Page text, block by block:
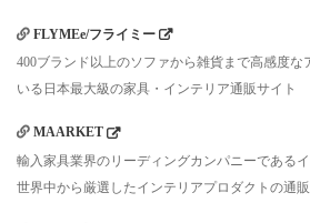
FLYMEe/フライミー
400ブランド以上のソファから雑貨まで高感度な
いる日本最大級の家具・インテリア通販サイト
MAARKET
輸入家具業界のリーディングカンパニーである
世界中から厳選したインテリアプロダクトの通